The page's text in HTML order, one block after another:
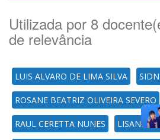
Utilizada por 8
de relevância
LUIS ALVARO DE LIMA SILVA
ROSANE BEATRIZ OLIVEIRA SEVERO
RAUL CERETTA NUNES